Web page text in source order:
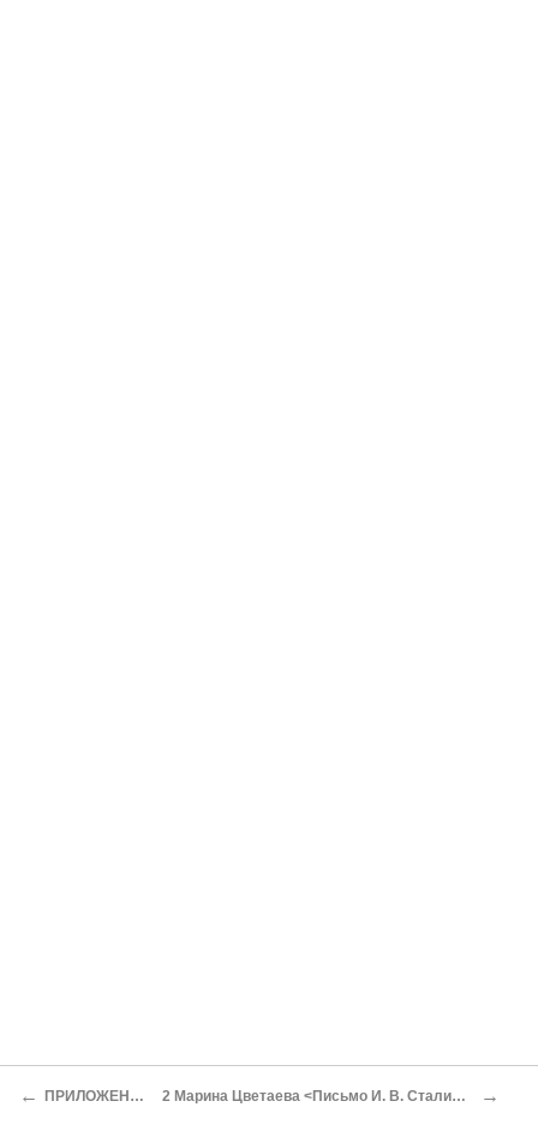
← ПРИЛОЖЕНИЯ 2 Марина Цветаева <Письмо И. В. Сталину> →